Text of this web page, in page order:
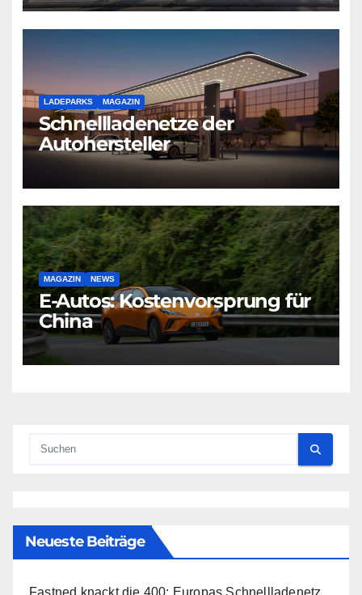
LADEPARKS MAGAZIN
Schnellladenetze der
Autohersteller
MAGAZIN NEWS
E-Autos: Kostenvorsprung für
China
Neueste Beiträge